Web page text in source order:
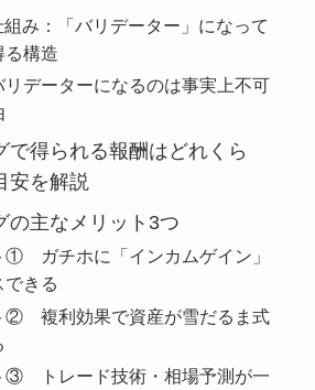
み：「バリデーター」になって
る構造
リデーターになるのは事実上不可
で得られる報酬はどれくら
安を解説
の主なメリット3つ
① ガチホに「インカムゲイン」
できる
② 複利効果で資産が雪だるま式
③ トレード技術・相場予測が一